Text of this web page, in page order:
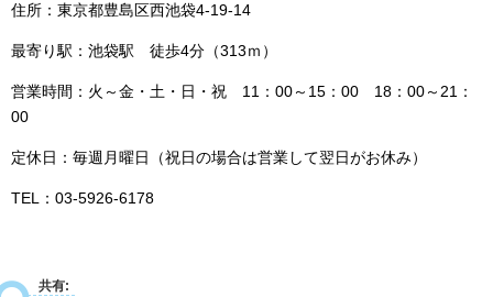
住所：東京都豊島区西池袋4‐19‐14
最寄り駅：池袋駅 徒歩4分（313ｍ）
営業時間：火～金・土・日・祝 11：00～15：00 18：00～21：
00
定休日：毎週月曜日（祝日の場合は営業して翌日がお休み）
TEL：03‐5926‐6178
共有: